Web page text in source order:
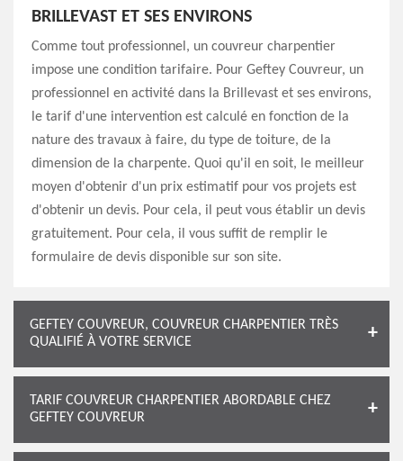
BRILLEVAST ET SES ENVIRONS
Comme tout professionnel, un couvreur charpentier
impose une condition tarifaire. Pour Geftey Couvreur, un
professionnel en activité dans la Brillevast et ses environs,
le tarif d'une intervention est calculé en fonction de la
nature des travaux à faire, du type de toiture, de la
dimension de la charpente. Quoi qu'il en soit, le meilleur
moyen d'obtenir d'un prix estimatif pour vos projets est
d'obtenir un devis. Pour cela, il peut vous établir un devis
gratuitement. Pour cela, il vous suffit de remplir le
formulaire de devis disponible sur son site.
GEFTEY COUVREUR, COUVREUR CHARPENTIER TRÈS
QUALIFIÉ À VOTRE SERVICE
TARIF COUVREUR CHARPENTIER ABORDABLE CHEZ
GEFTEY COUVREUR